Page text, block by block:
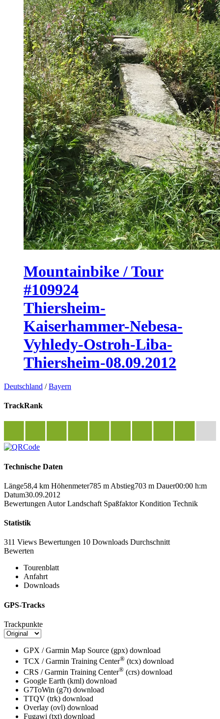
Mountainbike / Tour
#109924
Thiersheim-
Kaiserhammer-Nebesa-
Vyhledy-Ostroh-Liba-
Thiersheim-08.09.2012
Deutschland /Bayern
TrackRank
Technische Daten
Länge58,4 km Höhenmeter785 m Abstieg703 m Dauer00:00 h:m
Datum30.09.2012
Bewertungen Autor Landschaft Spaßfaktor Kondition Technik
Statistik
311 Views Bewertungen 10 Downloads Durchschnitt
Bewerten
Tourenblatt
Anfahrt
Downloads
GPS-Tracks
Trackpunkte
GPX / Garmin Map Source (gpx) download
TCX / Garmin Training Center® (tcx) download
CRS / Garmin Training Center® (crs) download
Google Earth (kml) download
G7ToWin (g7t) download
TTQV (trk) download
Overlay (ovl) download
Fugawi (txt) download